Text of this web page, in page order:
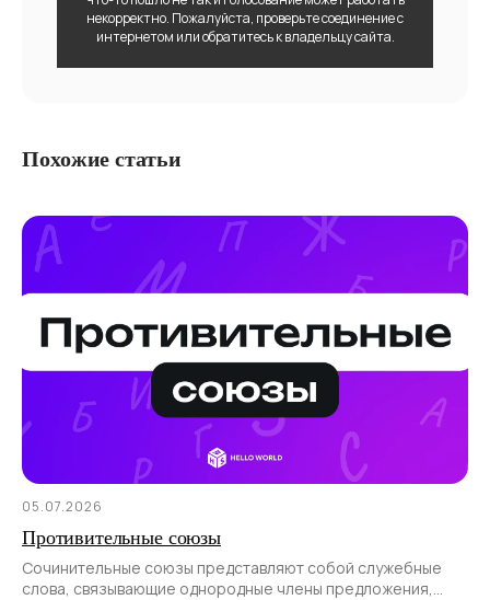
некорректно. Пожалуйста, проверьте соединение с
интернетом или обратитесь к владельцу сайта.
Похожие статьи
05.07.2026
Противительные союзы
Сочинительные союзы представляют собой служебные
слова, связывающие однородные члены предложения,